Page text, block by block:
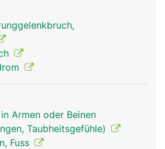
Schienbein Mann
Armen oder Beinen
Taubheitsgefühle)
Fuss